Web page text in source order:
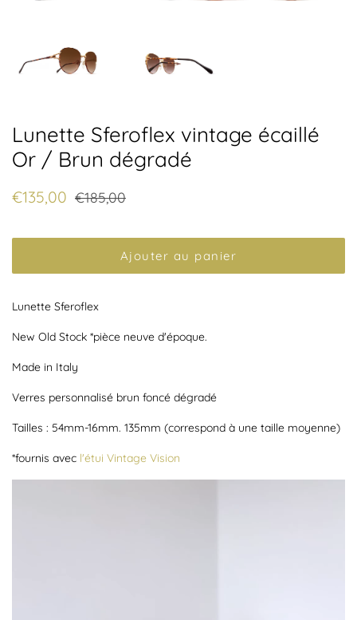
Lunette Sferoflex vintage écaillé
Or / Brun dégradé
Prix
€135,00
Prix
€185,00
Ajouter au panier
Lunette Sferoflex
New Old Stock *pièce neuve d'époque.
Made in Italy
Verres personnalisé brun foncé dégradé
Tailles : 54mm-16mm. 135mm (correspond à une taille moyenne)
*fournis avec l'étui Vintage Vision